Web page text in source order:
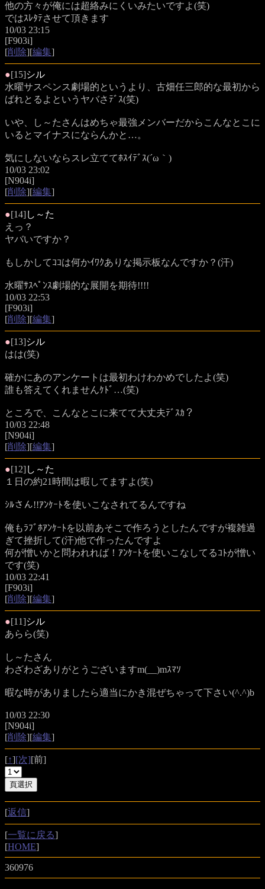
他の方々が俺には超絡みにくいみたいですよ(笑)
ではｽﾚﾀﾃさせて頂きます
10/03 23:15
[F903i]
[削除][編集]
●[15]シル
水曜サスペンス劇場的というより、古畑任三郎的な最初から
ばれとるよというヤバさﾃﾞｽ(笑)
いや、し～たさんはめちゃ最強メンバーだからこんなとこに
いるとマイナスにならんかと…。
気にしないならスレ立ててﾎｽｲﾃﾞｽ(´ω｀)
10/03 23:02
[N904i]
[削除][編集]
●[14]し～た
えっ？
ヤバいですか？
もしかしてｺｺは何かｲﾜｸありな掲示板なんですか？(汗)
水曜ｻｽﾍﾟﾝｽ劇場的な展開を期待!!!!
10/03 22:53
[F903i]
[削除][編集]
●[13]シル
はは(笑)
確かにあのアンケートは最初わけわかめでしたよ(笑)
誰も答えてくれませんｹﾄﾞ…(笑)
ところで、こんなとこに来てて大丈夫ﾃﾞｽｶ？
10/03 22:48
[N904i]
[削除][編集]
●[12]し～た
１日の約21時間は暇してますよ(笑)
ｼﾙさん!!ｱﾝｹｰﾄを使いこなされてるんですね
俺もﾗﾌﾞﾎｱﾝｹｰﾄを以前あそこで作ろうとしたんですが複雑過
ぎて挫折して(汗)他で作ったんですよ
何が憎いかと問われれば！ｱﾝｹｰﾄを使いこなしてるｺﾄが憎い
です(笑)
10/03 22:41
[F903i]
[削除][編集]
●[11]シル
あらら(笑)
し～たさん
わざわざありがとうございますm(__)mｽﾏｿ
暇な時がありましたら適当にかき混ぜちゃって下さい(^.^)b
10/03 22:30
[N904i]
[削除][編集]
[↑][次][前]
[返信]
[一覧に戻る]
[HOME]
360976